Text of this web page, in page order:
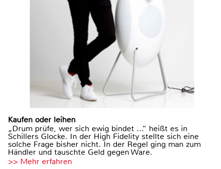
Kaufen oder leihen
„Drum prüfe, wer sich ewig bindet ...“ heißt es in
Schillers Glocke. In der High Fidelity stellte sich eine
solche Frage bisher nicht. In der Regel ging man zum
Händler und tauschte Geld gegen Ware.
>> Mehr erfahren